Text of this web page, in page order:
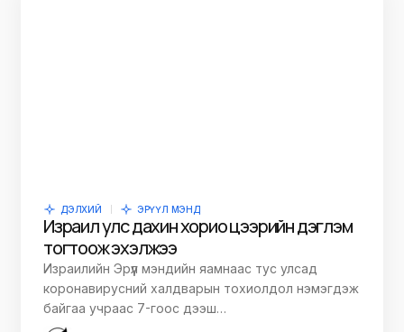
ДЭЛХИЙ ЭРҮҮЛ МЭНД
Израил улс дахин хорио цээрийн дэглэм
тогтоож эхэлжээ
Израилийн Эрүүл мэндийн яамнаас тус улсад
коронавирусний халдварын тохиолдол нэмэгдэж
байгаа учраас 7-гоос дээш…